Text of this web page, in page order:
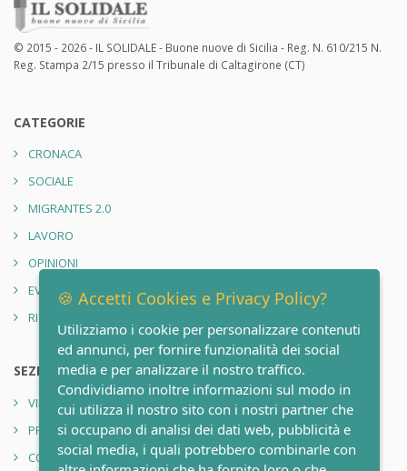
© 2015 - 2026 - IL SOLIDALE - Buone nuove di Sicilia - Reg. N. 610/215 N.
Reg. Stampa 2/15 presso il Tribunale di Caltagirone (CT)
CATEGORIE
CRONACA
SOCIALE
MIGRANTES 2.0
LAVORO
OPINIONI
EVENTI
RIONE SANITÀ 2.0
SEZIONI
VIDEO
PRIVACY POLICY
CONTATTI
🍪 Accetti Cookies e Privacy Policy?
Utilizziamo i cookie per personalizzare contenuti
ed annunci, per fornire funzionalità dei social
media e per analizzare il nostro traffico.
Condividiamo inoltre informazioni sul modo in
cui utilizza il nostro sito con i nostri partner che
si occupano di analisi dei dati web, pubblicità e
social media, i quali potrebbero combinarle con